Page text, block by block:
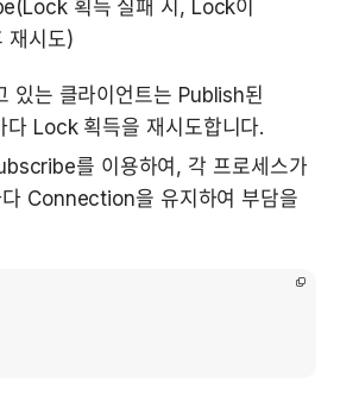
획득 실패 시, Lock이
재시도)
있는 클라이언트는 Publish된
다 Lock 획득을 재시도합니다.
를 이용하여, 각 프로세스가
다 Connection을 유지하여 부담을